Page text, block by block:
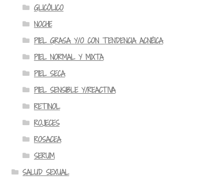
GLICÓLICO
NOCHE
PIEL GRASA Y/O CON TENDENCIA ACNÉICA
PIEL NORMAL Y MIXTA
PIEL SECA
PIEL SENSIBLE Y/REACTIVA
RETINOL
ROJECES
ROSACEA
SERUM
SALUD SEXUAL